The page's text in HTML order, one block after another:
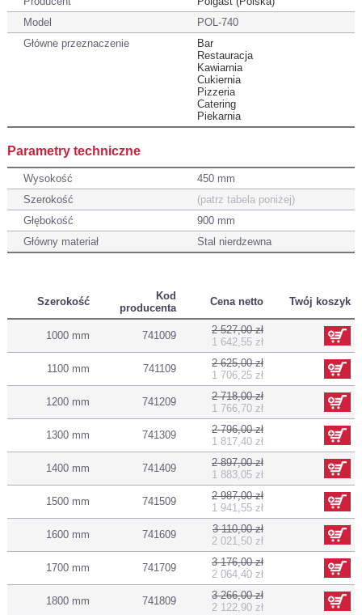
Model
POL-740
Główne przeznaczenie
Bar
Restauracja
Kawiarnia
Cukiernia
Pizzeria
Catering
Piekarnia
Parametry techniczne
Wysokość
450 mm
Szerokość
(patrz tabela poniżej)
Głębokość
900 mm
Główny materiał
Stal nierdzewna
Szerokość
Kod
producenta
Cena netto Twój koszyk
1000 mm 741009
2 527,00 zł
1 642,55 zł
1100 mm 741109
2 625,00 zł
1 706,25 zł
1200 mm 741209
2 718,00 zł
1 766,70 zł
1300 mm 741309
2 796,00 zł
1 817,40 zł
1400 mm 741409
2 897,00 zł
1 883,05 zł
1500 mm 741509
2 987,00 zł
1 941,55 zł
1600 mm 741609
3 110,00 zł
2 021,50 zł
1700 mm 741709
3 176,00 zł
2 064,40 zł
1800 mm 741809
3 266,00 zł
2 122,90 zł